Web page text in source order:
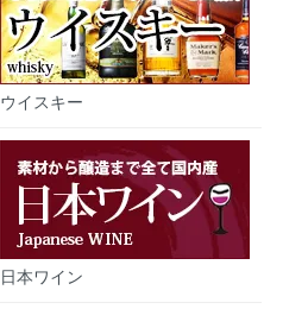
ウイスキー
日本ワイン